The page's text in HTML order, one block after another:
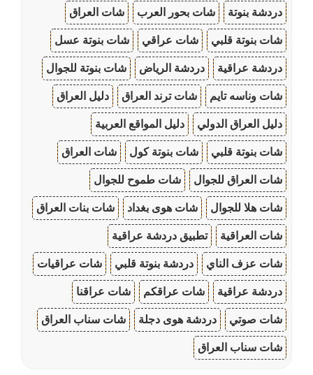
دردشة بنوتة شات بحور العرب شات العراق
شات بنوتة قلبي شات عراقي شات بنوتة عسل
دردشة عراقية دردشة الرياض شات بنوتة للجوال
شات وناسه تايم شات ترند العراق دليل العراق
دليل العراق الدولي دليل المواقع العربية
شات بنوتة قلبي شات بنوتة كول شات العراق
شات العراق للجوال شات طموح للجوال
شات هلا للجوال شات هوى بغداد شات بنات العراق
شات العراقية تطبيق دردشة عراقية
شات عزف الناي دردشة بنوتة قلبي شات عراقيات
دردشة عراقية شات عراقكم شات عراقنا
شات صوتي دردشة هوى دجلة شات سناب العراق
شات سناب العراق